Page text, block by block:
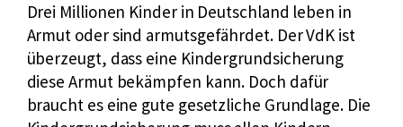
k
o
w
,
w
Drei Millionen Kinder in Deutschland leben in
Armut oder sind armutsgefährdet. Der VdK ist
überzeugt, dass eine Kindergrundsicherung
diese Armut bekämpfen kann. Doch dafür
braucht es eine gute gesetzliche Grundlage. Die